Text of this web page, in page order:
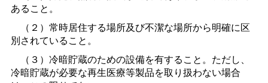
あること。
（２）常時居住する場所及び不潔な場所から明確に区
別されていること。
（３）冷暗貯蔵のための設備を有すること。ただし、
冷暗貯蔵が必要な再生医療等製品を取り扱わない場合